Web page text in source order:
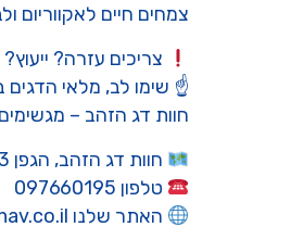
צמחים חיים לאקווריום
צריכים עזרה?
☝️ שימו לב, מלאי הדגים
חוות דג הזהב –
חוות דג הזהב, הגפן 3, נווה ימין
טלפון 097660195
האתר שלנו https://www.daghazahav.co.il